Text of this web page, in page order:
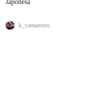
Japonesa
k_yamamuro